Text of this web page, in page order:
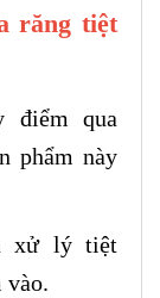
răng tiệt
điểm qua
phẩm này
xử lý tiệt
vào.